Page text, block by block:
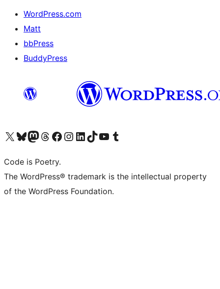
WordPress.com
Matt
bbPress
BuddyPress
Navštivte náš účet na X (dříve Twitter)
Navštivte náš Bluesky účetNavštivte náš účet Mastodon
Navštivte náš Threads účetNavštivte naši stránku na Facebooku
Navštivte náš Instagram účetNavštivte náš LinkedIn účetNavštivte náš TikTok účetNavštivte náš YouTube kanálNavštivte náš Tumblr účet
Code is Poetry.
The WordPress® trademark is the intellectual property
of the WordPress Foundation.